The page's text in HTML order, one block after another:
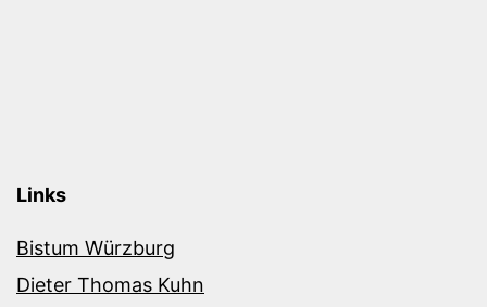
Links
Bistum Würzburg
Dieter Thomas Kuhn